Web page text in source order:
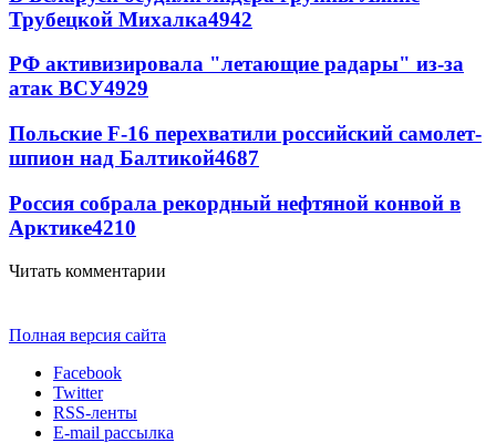
Трубецкой Михалка4942
РФ активизировала "летающие радары" из-за
атак ВСУ4929
Польские F-16 перехватили российский самолет-
шпион над Балтикой4687
Россия собрала рекордный нефтяной конвой в
Арктике4210
Читать комментарии
Полная версия сайта
Facebook
Twitter
RSS-ленты
E-mail рассылка